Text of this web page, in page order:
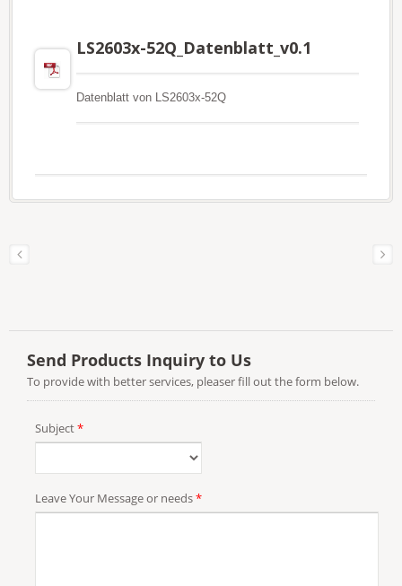
LS2603x-52Q_Datenblatt_v0.1
Datenblatt von LS2603x-52Q